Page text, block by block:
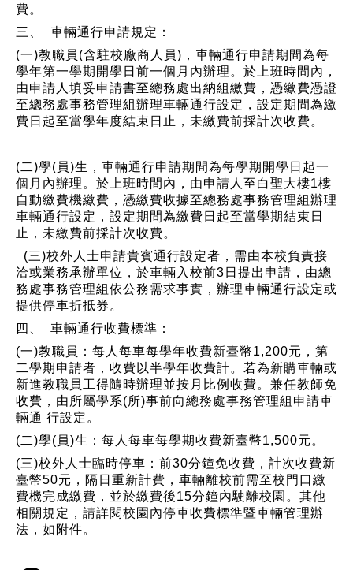
費。
三、 車輛通行申請規定：
(一)教職員(含駐校廠商人員)，車輛通行申請期間為每
學年第一學期開學日前一個月內辦理。於上班時間內，
由申請人填妥申請書至總務處出納組繳費，憑繳費憑證
至總務處事務管理組辦理車輛通行設定，設定期間為繳
費日起至當學年度結束日止，未繳費前採計次收費。
(二)學(員)生，車輛通行申請期間為每學期開學日起一
個月內辦理。於上班時間內，由申請人至白聖大樓1樓
自動繳費機繳費，憑繳費收據至總務處事務管理組辦理
車輛通行設定，設定期間為繳費日起至當學期結束日
止，未繳費前採計次收費。
(三)校外人士申請貴賓通行設定者，需由本校負責接
洽或業務承辦單位，於車輛入校前3日提出申請，由總
務處事務管理組依公務需求事實，辦理車輛通行設定或
提供停車折抵券。
四、 車輛通行收費標準：
(一)教職員：每人每車每學年收費新臺幣1,200元，第
二學期申請者，收費以半學年收費計。若為新購車輛或
新進教職員工得隨時辦理並按月比例收費。兼任教師免
收費，由所屬學系(所)事前向總務處事務管理組申請車
輛通 行設定。
(二)學(員)生：每人每車每學期收費新臺幣1,500元。
(三)校外人士臨時停車：前30分鐘免收費，計次收費新
臺幣50元，隔日重新計費，車輛離校前需至校門口繳
費機完成繳費，並於繳費後15分鐘內駛離校園。其他
相關規定，請詳閱校園內停車收費標準暨車輛管理辦
法，如附件。